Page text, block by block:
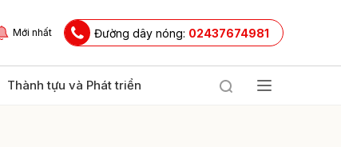
Mới nhất Đường dây nóng: 02437674981
Thành tựu và Phát triển